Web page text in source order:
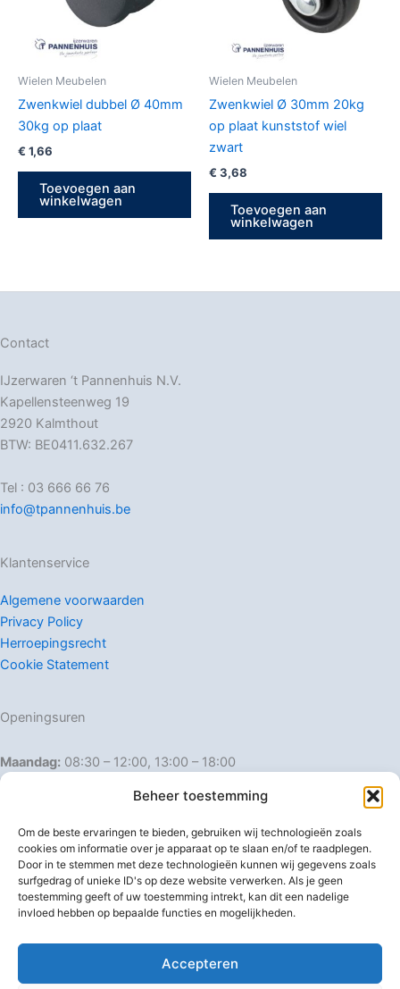
Beheer toestemming
Om de beste ervaringen te bieden, gebruiken wij technologieën zoals
cookies om informatie over je apparaat op te slaan en/of te raadplegen.
Door in te stemmen met deze technologieën kunnen wij gegevens zoals
surfgedrag of unieke ID's op deze website verwerken. Als je geen
toestemming geeft of uw toestemming intrekt, kan dit een nadelige
invloed hebben op bepaalde functies en mogelijkheden.
Accepteren
Wielen Meubelen
Zwenkwiel dubbel Ø 40mm
30kg op plaat
€ 1,66
Toevoegen aan
winkelwagen
Wielen Meubelen
Zwenkwiel Ø 30mm 20kg
op plaat kunststof wiel
zwart
€ 3,68
Toevoegen aan
winkelwagen
Contact
IJzerwaren ‘t Pannenhuis N.V.
Kapellensteenweg 19
2920 Kalmthout
BTW: BE0411.632.267
Tel : 03 666 66 76
info@tpannenhuis.be
Klantenservice
Algemene voorwaarden
Privacy Policy
Herroepingsrecht
Cookie Statement
Openingsuren
Maandag: 08:30 – 12:00, 13:00 – 18:00
Dinsdag:
08:30 – 12:00, 13:00 – 18:00
Donderdag: 08:30 – 12:00, 13:00 – 18:00
Vrijdag: 08:30 – 12:00, 13:00 – 18:00
Zaterdag: 08:30 – 16:00
Zondag: Gesloten